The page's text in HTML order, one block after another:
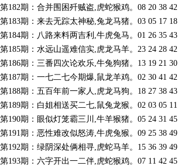
第182期：合并围困歼贼盗,虎蛇猴鸡。08 20 38 42
第183期：来去无踪太神秘,兔龙马猪。03 05 17 18
第184期：八路来料两吉利,牛虎兔马。01 26 35 43
第185期：水远山遥难信实,虎龙马羊。23 24 28 42
第186期：三番四次论欢乐,牛兔狗猪。13 19 21 30
第187期：一七二七今期爆,鼠龙羊鸡。02 30 41 42
第188期：五百年前一家人,虎龙马狗。18 27 38 43
第189期：白姐相送买二七,鼠兔龙猴。02 03 05 11
第190期：眼似灯笼霸三川,牛羊猴猪。05 24 31 45
第191期：恶性难改似怒涛,牛虎兔猴。09 25 38 49
第192期：绿阴深处俩相寻,虎蛇马羊。15 36 39 49
第193期：六字开出一二伴,虎蛇猴鸡。07 11 42 45